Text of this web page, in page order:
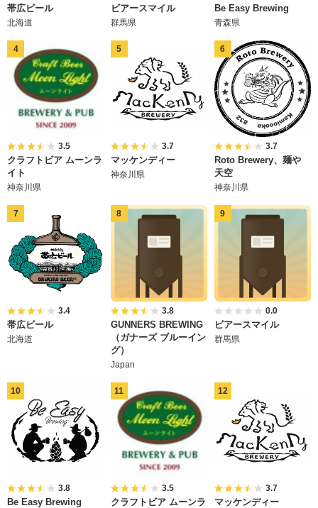
帯広ビール
北海道
ビアースマイル
群馬県
Be Easy Brewing
青森県
3.5
クラフトビア ムーンラ
イト
神奈川県
3.7
マッケンディー
神奈川県
3.7
Roto Brewery、麺や
天空
神奈川県
3.4
帯広ビール
北海道
3.8
GUNNERS BREWING
（ガナーズ ブルーイン
グ）
Japan
0.0
ビアースマイル
群馬県
3.8
Be Easy Brewing
3.5
クラフトビア ムーンラ
3.7
マッケンディー